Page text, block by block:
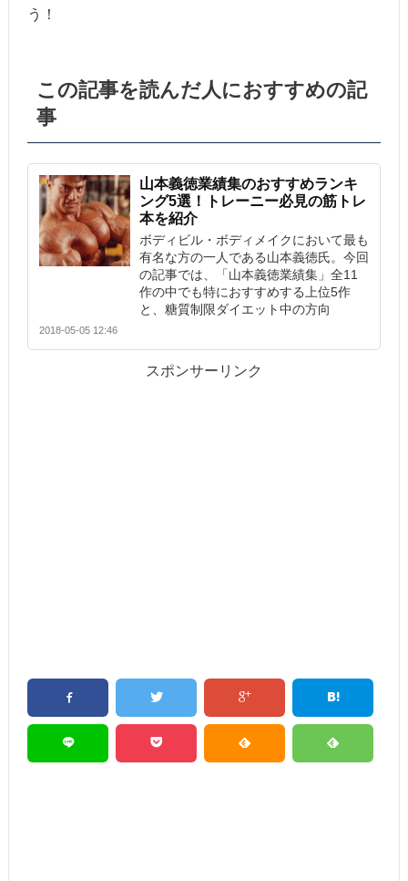
う！
この記事を読んだ人におすすめの記
事
山本義徳業績集のおすすめランキ
ング5選！トレーニー必見の筋トレ
本を紹介
ボディビル・ボディメイクにおいて最も
有名な方の一人である山本義徳氏。今回
の記事では、「山本義徳業績集」全11
作の中でも特におすすめする上位5作
と、糖質制限ダイエット中の方向
2018-05-05 12:46
スポンサーリンク